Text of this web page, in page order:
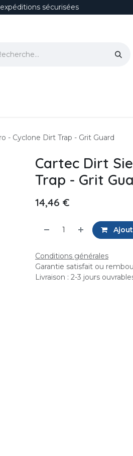
sécurisées
- Cyclone Dirt Trap - Grit Guard
Cartec Dirt
Trap - Grit
14,46 €
Conditions générales
Garantie satisfait ou
Livraison : 2-3 jours